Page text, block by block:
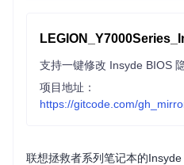
项目地址：
https://gitcode.com/
联想拯救者系列笔记本的